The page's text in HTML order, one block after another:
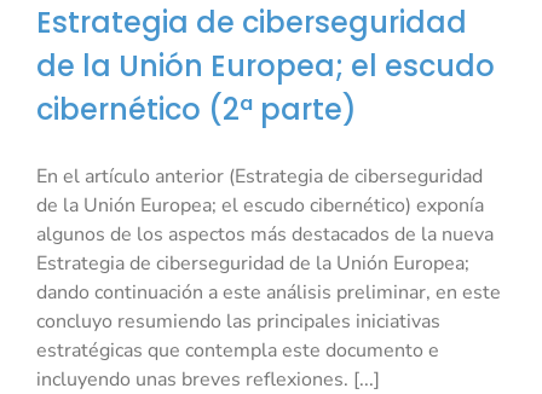
Estrategia de ciberseguridad
de la Unión Europea; el escudo
cibernético (2ª parte)
En el artículo anterior (Estrategia de ciberseguridad
de la Unión Europea; el escudo cibernético) exponía
algunos de los aspectos más destacados de la nueva
Estrategia de ciberseguridad de la Unión Europea;
dando continuación a este análisis preliminar, en este
concluyo resumiendo las principales iniciativas
estratégicas que contempla este documento e
incluyendo unas breves reflexiones. [...]